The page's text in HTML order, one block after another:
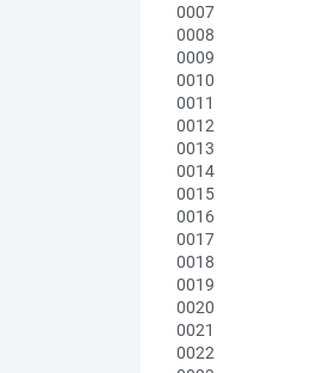
0007
0008
0009
0010
0011
0012
0013
0014
0015
0016
0017
0018
0019
0020
0021
0022